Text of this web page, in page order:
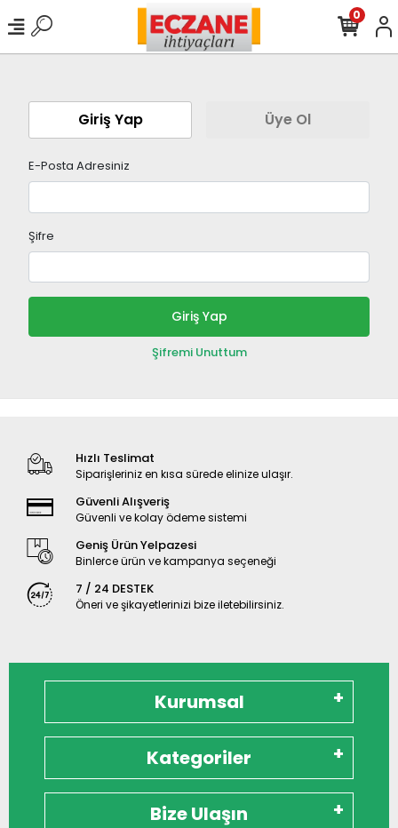
0
Giriş Yap Üye Ol
E-Posta Adresiniz
Şifre
Giriş Yap
Şifremi Unuttum
Hızlı Teslimat
Siparişleriniz en kısa sürede elinize ulaşır.
Güvenli Alışveriş
Güvenli ve kolay ödeme sistemi
Geniş Ürün Yelpazesi
Binlerce ürün ve kampanya seçeneği
7 / 24 DESTEK
Öneri ve şikayetlerinizi bize iletebilirsiniz.
Kurumsal
Kategoriler
Bize Ulaşın